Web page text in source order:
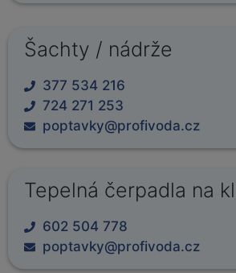
Šachty / nádrže
377 534 216
724 271 253
poptavky@profivoda.cz
Tepelná čerpadla na
602 504 778
poptavky@profivoda.cz